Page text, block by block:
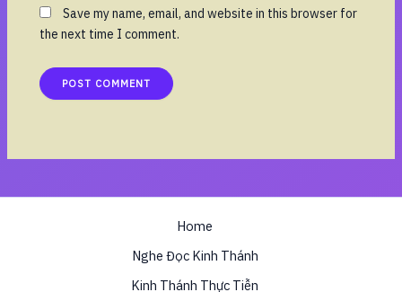
Save my name, email, and website in this browser for
the next time I comment.
Home
Nghe Đọc Kinh Thánh
Kinh Thánh Thực Tiễn